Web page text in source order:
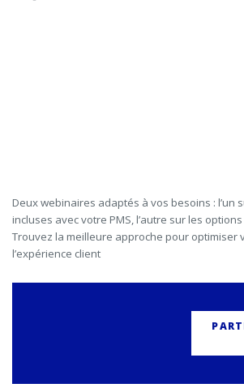
Deux webinaires adaptés à vos besoins : l’un
incluses avec votre PMS, l’autre sur les
Trouvez la meilleure approche pour optimiser
l’expérience client